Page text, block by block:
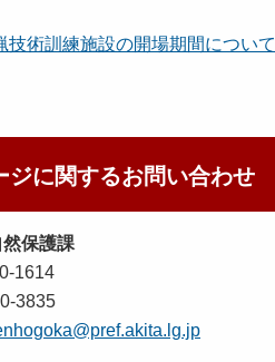
技術訓練施設の開場期間について
ジに関するお問い合わせ
保護課
1614
3835